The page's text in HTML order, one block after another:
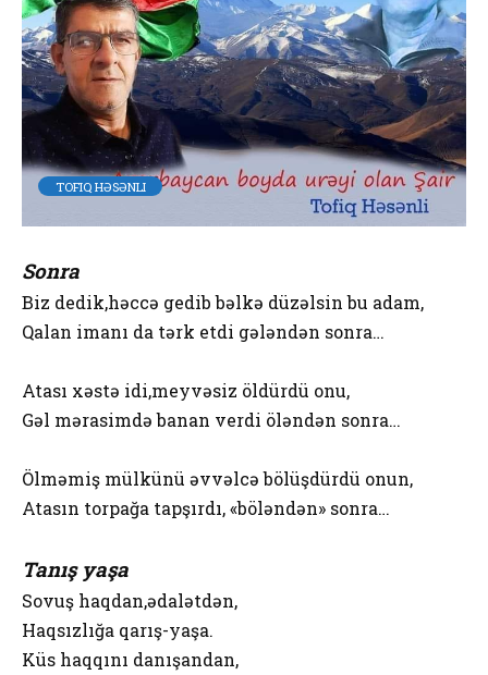
TOFIQ HƏSƏNLI
Sonra
Biz dedik,həccə gedib bəlkə düzəlsin bu adam,
Qalan imanı da tərk etdi gələndən sonra…
Atası xəstə idi,meyvəsiz öldürdü onu,
Gəl mərasimdə banan verdi öləndən sonra…
Ölməmiş mülkünü əvvəlcə bölüşdürdü onun,
Atasın torpağa tapşırdı, «böləndən» sonra…
Tanış yaşa
Sovuş haqdan,ədalətdən,
Haqsızlığa qarış-yaşa.
Küs haqqını danışandan,